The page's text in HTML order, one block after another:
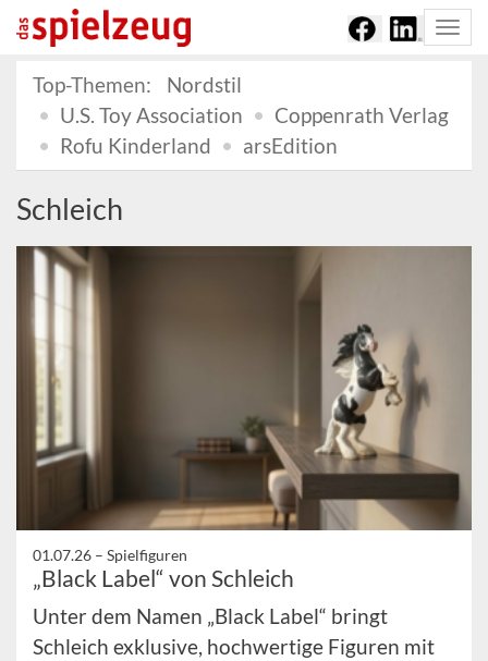
Top-Themen:
Nordstil
U.S. Toy Association
Coppenrath Verlag
Rofu Kinderland
arsEdition
Schleich
01.07.26 – Spielfiguren
„Black Label“ von Schleich
Unter dem Namen „Black Label“ bringt
Schleich exklusive, hochwertige Figuren mit